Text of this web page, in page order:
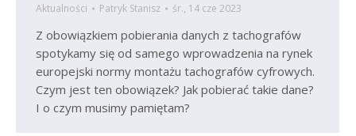
Aktualności Patryk Stanisz śr., 14 cze 2023
Z obowiązkiem pobierania danych z tachografów
spotykamy się od samego wprowadzenia na rynek
europejski normy montażu tachografów cyfrowych.
Czym jest ten obowiązek? Jak pobierać takie dane?
I o czym musimy pamiętam?